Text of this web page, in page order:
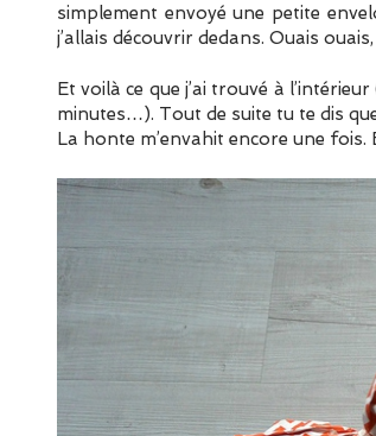
simplement envoyé une petite
j’allais découvrir dedans. Ouais
Et voilà ce que j’ai trouvé à
minutes…). Tout de suite tu te dis
La honte m’envahit encore une fois.